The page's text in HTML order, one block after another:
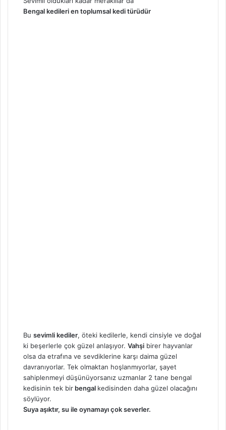
Bengal kedileri en toplumsal kedi türüdür
Bu sevimli kediler, öteki kedilerle, kendi cinsiyle ve doğal
ki beşerlerle çok güzel anlaşıyor. Vahşi birer hayvanlar
olsa da etrafına ve sevdiklerine karşı daima güzel
davranıyorlar. Tek olmaktan hoşlanmıyorlar, şayet
sahiplenmeyi düşünüyorsanız uzmanlar 2 tane bengal
kedisinin tek bir bengal kedisinden daha güzel olacağını
söylüyor.
Suya aşıktır, su ile oynamayı çok severler.